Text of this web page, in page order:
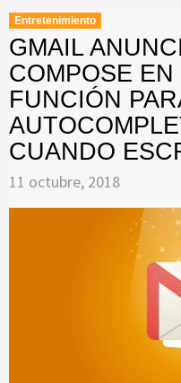
Entretenimiento
GMAIL
COMPOSE
FUNCIÓN
CUANDO
11 octubre, 2018